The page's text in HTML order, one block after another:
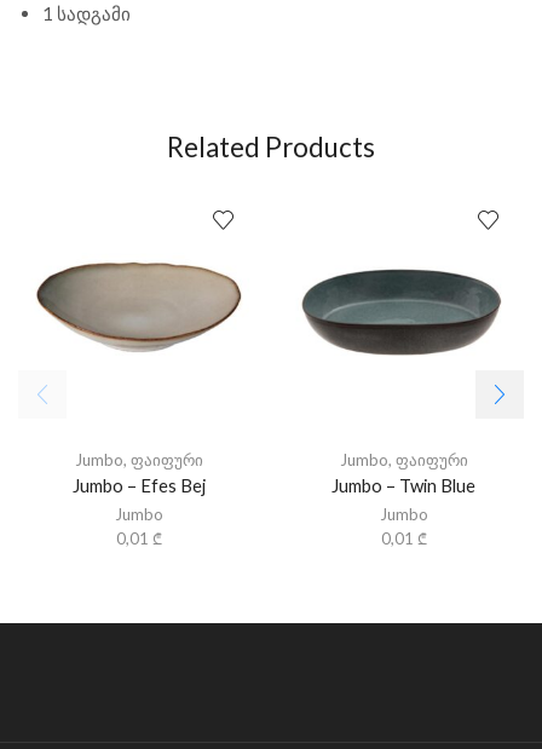
1 სადგამი
Related Products
Jumbo, ფაიფური
Jumbo – Efes Bej
Jumbo
0,01 ₾
Jumbo, ფაიფური
Jumbo – Twin Blue
Jumbo
0,01 ₾